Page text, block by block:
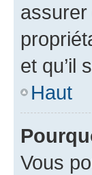
et qu’il
Haut
Vous